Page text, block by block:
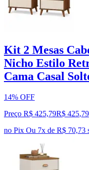
Kit 2 Mesas
Nicho Estilo
Cama Casal
14% OFF
Preço R$ 425,79R$ 425,79
no Pix Ou 7x de R$ 70,73